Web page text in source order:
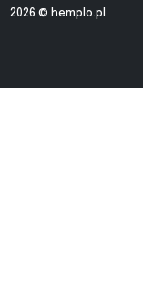
2026 © hemplo.pl